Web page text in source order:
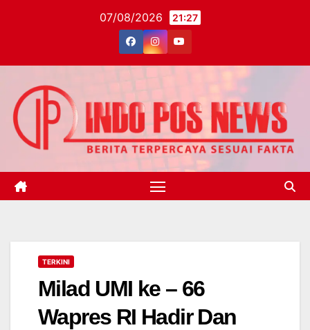
07/08/2026 21:27
TERKINI
Milad UMI ke – 66
Wapres RI Hadir Dan